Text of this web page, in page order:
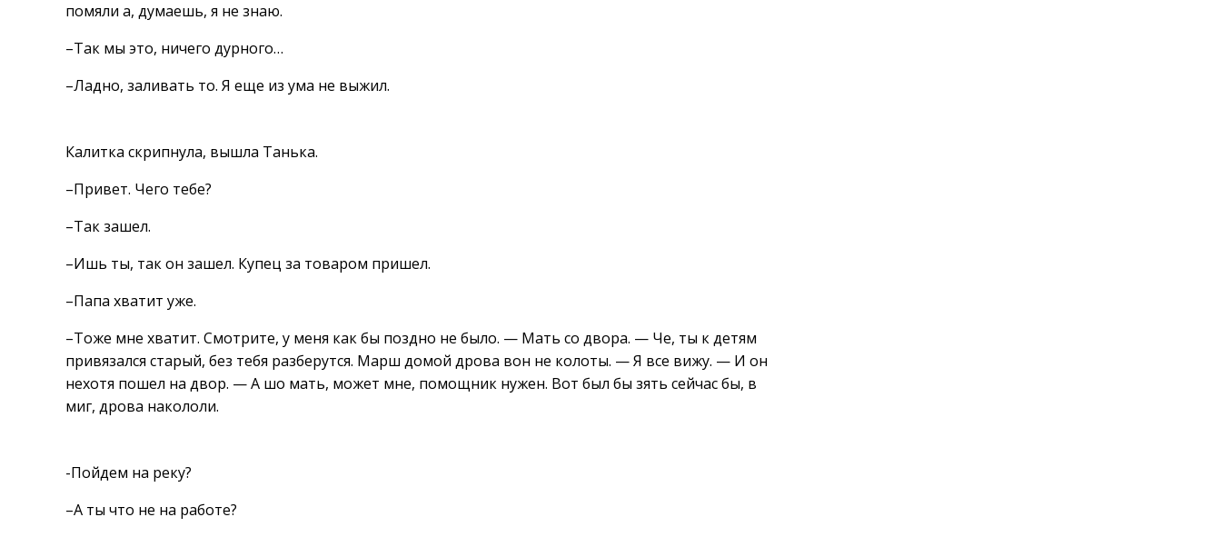
помяли а, думаешь, я не знаю.
–Так мы это, ничего дурного…
–Ладно, заливать то. Я еще из ума не выжил.
Калитка скрипнула, вышла Танька.
–Привет. Чего тебе?
–Так зашел.
–Ишь ты, так он зашел. Купец за товаром пришел.
–Папа хватит уже.
–Тоже мне хватит. Смотрите, у меня как бы поздно не было. — Мать со двора. — Че, ты к детям
привязался старый, без тебя разберутся. Марш домой дрова вон не колоты. — Я все вижу. — И он
нехотя пошел на двор. — А шо мать, может мне, помощник нужен. Вот был бы зять сейчас бы, в
миг, дрова накололи.
-Пойдем на реку?
–А ты что не на работе?